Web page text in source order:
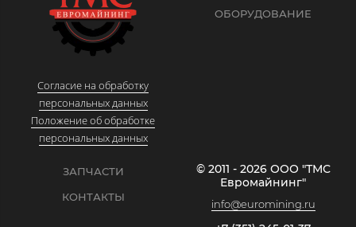
Согласие на обработку
персональных данных
Положение об обработке
персональных данных
ОБОРУДОВАНИЕ
ЗАПЧАСТИ
КОНТАКТЫ
© 2011 - 2026 ООО "ТМС
Евромайнинг"
info@euromining.ru